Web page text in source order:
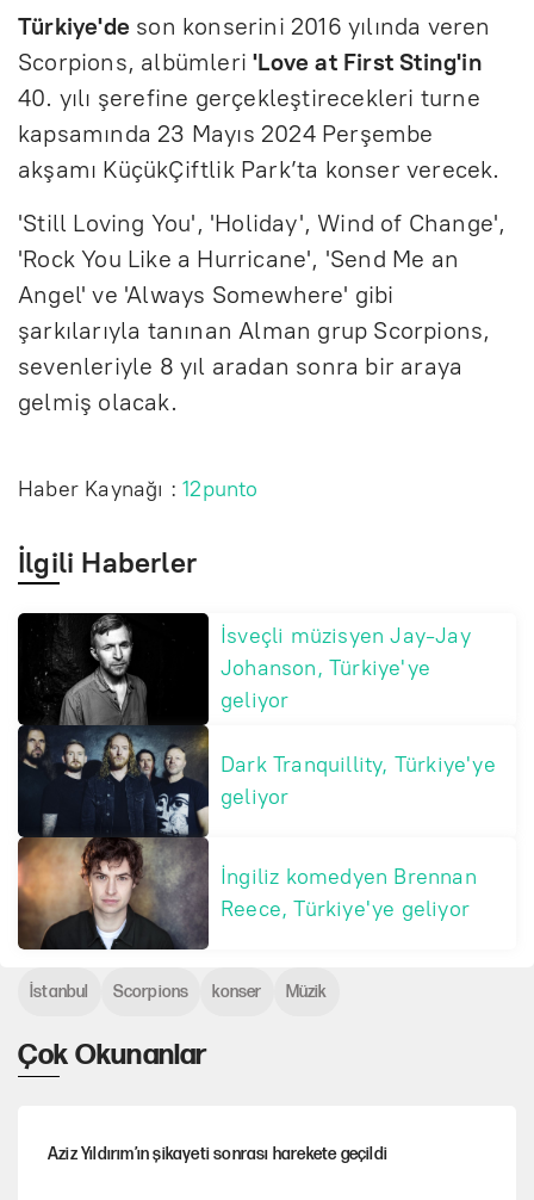
Türkiye'de son konserini 2016 yılında veren
Scorpions, albümleri'Love at First Sting'in
40. yılı şerefine gerçekleştirecekleri turne
kapsamında 23 Mayıs 2024 Perşembe
akşamı KüçükÇiftlik Park’ta konser verecek.
'Still Loving You', 'Holiday', Wind of Change',
'Rock You Like a Hurricane', 'Send Me an
Angel' ve 'Always Somewhere' gibi
şarkılarıyla tanınan Alman grup Scorpions,
sevenleriyle 8 yıl aradan sonra bir araya
gelmiş olacak.
Haber Kaynağı :12punto
İlgili Haberler
İsveçli müzisyen Jay-Jay
Johanson, Türkiye'ye
geliyor
Dark Tranquillity, Türkiye'ye
geliyor
İngiliz komedyen Brennan
Reece, Türkiye'ye geliyor
Çok Okunanlar
Aziz Yıldırım’ın şikayeti sonrası harekete geçildi
İstanbul Scorpions konser Müzik